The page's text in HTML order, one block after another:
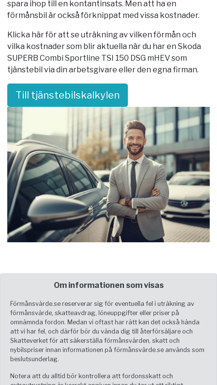
spara ihop till en kontantinsats. Men att ha en
förmånsbil är också förknippat med vissa kostnader.
Klicka här för att se uträkning av vilken förmån och
vilka kostnader som blir aktuella när du har en Skoda
SUPERB Combi Sportline TSI 150 DSG mHEV som
tjänstebil via din arbetsgivare eller den egna firman.
Till tjänstebilskalkylen
Om informationen som visas
Förmånsvärde.se reserverar sig för eventuella fel i uträkning av
förmånsvärde, skatteavdrag, löneuppgifter eller priser på
omnämnda fordon. Medan vi oftast har rätt kan det också hända
att vi har fel, och därför bör du vända dig till återförsäljare och
Skatteverket för att säkerställa förmånsvärden, skatt och
nybilspriser innan informationen på förmånsvärde.se används som
beslutsunderlag.
Notera att du alltid bör kontrollera att fordonsskatt och